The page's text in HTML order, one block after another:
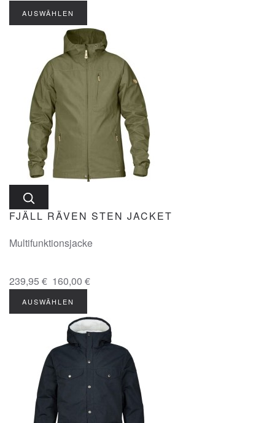
AUSWÄHLEN
FJÄLL RÄVEN STEN JACKET
Multifunktionsjacke
239,95 € 160,00 €
AUSWÄHLEN